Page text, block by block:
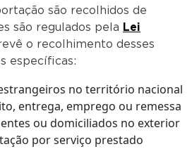
são recolhidos de
são regulados pela Lei
o recolhimento desses
específicas:
no território nacional
entrega, emprego ou remessa
ou domiciliados no exterior
por serviço prestado